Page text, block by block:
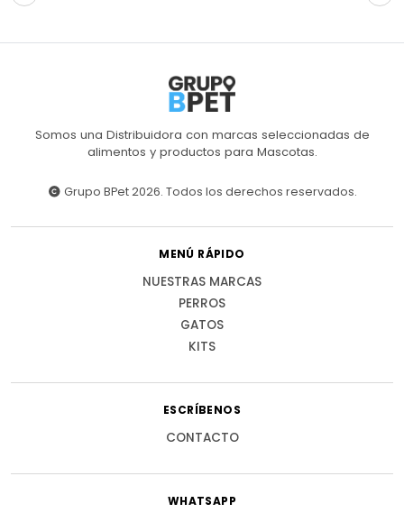
Somos una Distribuidora con marcas seleccionadas de
alimentos y productos para Mascotas.
Grupo BPet 2026. Todos los derechos reservados.
MENÚ RÁPIDO
NUESTRAS MARCAS
PERROS
GATOS
KITS
ESCRÍBENOS
CONTACTO
WHATSAPP